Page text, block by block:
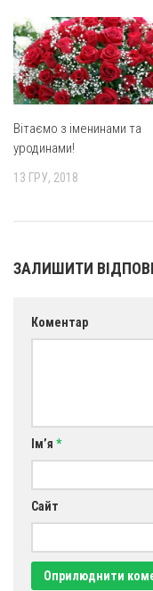
Оголошення
Трансляції
Вітаємо з іменинами та
уродинами!
13 ГРУ, 2018
ЗАЛИШИТИ
Коментар
Ім’я *
Сайт